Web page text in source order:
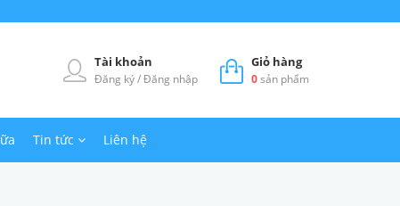
Giỏ hàng
0sản phẩm
Tài khoản
Đăng ký/Đăng nhập
Tin tức Liên hệ